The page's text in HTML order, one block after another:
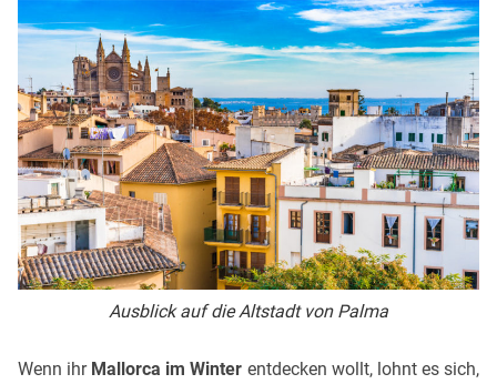
Ausblick auf die Altstadt von Palma
Wenn ihr Mallorca im Winter entdecken wollt, lohnt es sich,